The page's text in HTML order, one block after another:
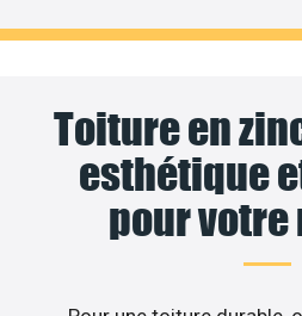
Toiture en
esthétique
pour votre